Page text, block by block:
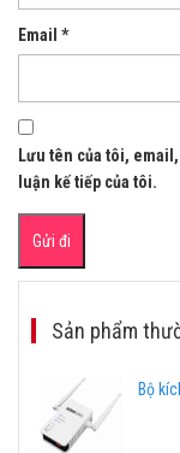
Email *
Lưu tên của tôi,
luận kế tiếp của tôi.
Sản phẩm
Bộ